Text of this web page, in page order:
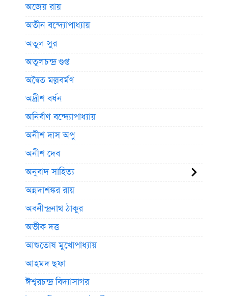
অজেয় রায়
অতীন বন্দ্যোপাধ্যায়
অতুল সুর
অতুলচন্দ্র গুপ্ত
অদ্বৈত মল্লবর্মণ
অদ্রীশ বর্ধন
অনির্বাণ বন্দ্যোপাধ্যায়
অনীশ দাস অপু
অনীশ দেব
অনুবাদ সাহিত্য
অন্নদাশঙ্কর রায়
অবনীন্দ্রনাথ ঠাকুর
অভীক দত্ত
আশুতোষ মুখোপাধ্যায়
আহমদ ছফা
ঈশ্বরচন্দ্র বিদ্যাসাগর